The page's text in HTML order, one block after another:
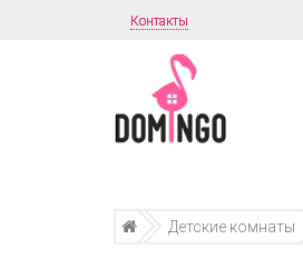
Контакты
Детские комнаты